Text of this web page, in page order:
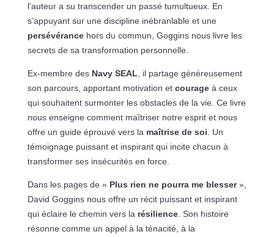
l’auteur a su transcender un passé tumultueux. En
s’appuyant sur une discipline inébranlable et une
persévérancehors du commun, Goggins nous livre les
secrets de sa transformation personnelle.
Ex-membre des Navy SEAL , il partage généreusement
son parcours, apportant motivation et courageà ceux
qui souhaitent surmonter les obstacles de la vie. Ce livre
nous enseigne comment maîtriser notre esprit et nous
offre un guide éprouvé vers la maîtrise de soi . Un
témoignage puissant et inspirant qui incite chacun à
transformer ses insécurités en force.
Dans les pages de « Plus rien ne pourra me blesser»,
David Goggins nous offre un récit puissant et inspirant
qui éclaire le chemin vers la résilience. Son histoire
résonne comme un appel à la ténacité, à la